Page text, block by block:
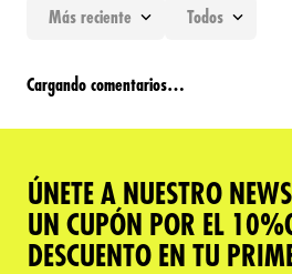
Más reciente Todos
Cargando comentarios…
ÚNETE A NUESTRO
UN CUPÓN POR EL
DESCUENTO EN TU